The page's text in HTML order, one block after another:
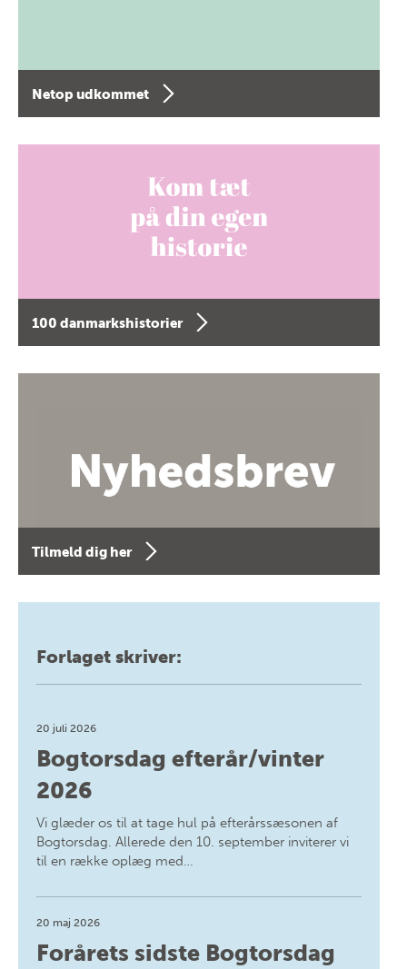
Netop udkommet
100 danmarkshistorier
Tilmeld dig her
Forlaget skriver:
20 juli 2026
Bogtorsdag efterår/vinter
2026
Vi glæder os til at tage hul på efterårssæsonen af
Bogtorsdag. Allerede den 10. september inviterer vi
til en række oplæg med…
20 maj 2026
Forårets sidste Bogtorsdag